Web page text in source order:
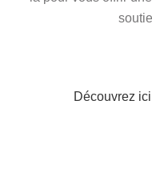
Découvrez